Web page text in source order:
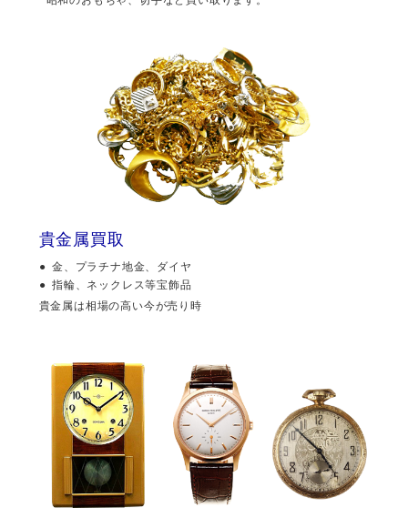
貴金属買取
金、プラチナ地金、ダイヤ
指輪、ネックレス等宝飾品
貴金属は相場の高い今が売り時